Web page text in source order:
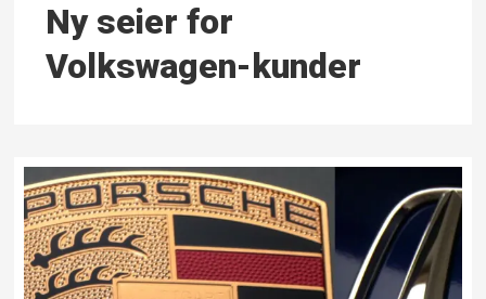
Ny seier for
Volkswagen-kunder